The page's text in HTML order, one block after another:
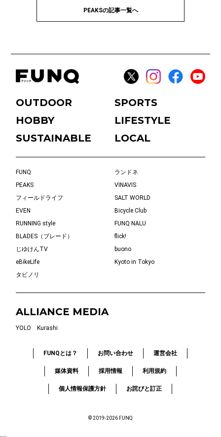
PEAKSの記事一覧へ
OUTDOOR
SPORTS
HOBBY
LIFESTYLE
SUSTAINABLE
LOCAL
FUNQ
ランドネ
PEAKS
VINAVIS
フィールドライフ
SALT WORLD
EVEN
Bicycle Club
RUNNING style
FUNQ NALU
BLADES（ブレード）
flick!
じゆけんTV
buono
eBikeLife
Kyoto in Tokyo
タビノリ
ALLIANCE MEDIA
YOLO Kurashi
FUNQとは？ お問い合わせ 運営会社
媒体資料 採用情報 利用規約
個人情報保護方針 お詫びと訂正
© 2019-2026 FUNQ